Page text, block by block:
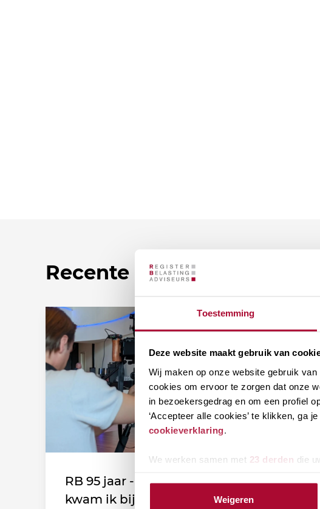
Toestemming
Deze website maakt gebruik van
Wij maken op onze website gebruik
cookies om ervoor te zorgen dat onze
in bezoekersgedrag en om een profiel
‘Accepteer alle cookies’ te klikken, ga
cookieverklaring.
We werken samen met 23 derden die
Weigeren
Recente nieuwsberichten
RB 95 jaar - Leden vertellen: Zo
kwam ik bij de vereniging!